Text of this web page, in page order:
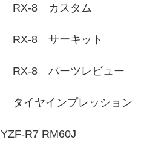
RX-8 カスタム
RX-8 サーキット
RX-8 パーツレビュー
タイヤインプレッション
YZF-R7 RM60J